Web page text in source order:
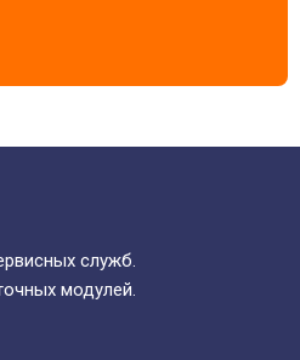
служб.
модулей.